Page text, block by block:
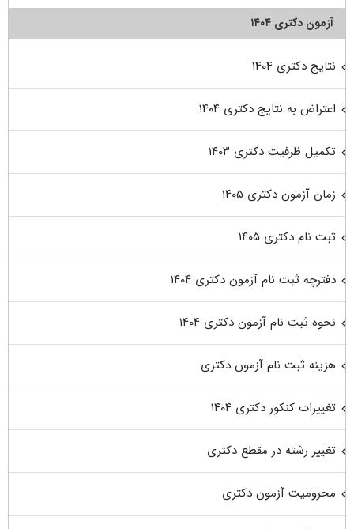
آزمون دکتری ۱۴۰۴
نتایج دکتری ۱۴۰۴
اعتراض به نتایج دکتری ۱۴۰۴
تکمیل ظرفیت دکتری ۱۴۰۳
زمان آزمون دکتری ۱۴۰۵
ثبت نام دکتری ۱۴۰۵
دفترچه ثبت نام آزمون دکتری ۱۴۰۴
نحوه ثبت نام آزمون دکتری ۱۴۰۴
هزینه ثبت نام آزمون دکتری
تغییرات کنکور دکتری ۱۴۰۴
تغییر رشته در مقطع دکتری
محرومیت آزمون دکتری